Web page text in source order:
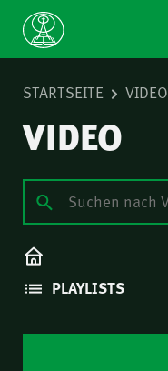
STARTSEITE VIDEO
VIDEO
PLAYLISTS